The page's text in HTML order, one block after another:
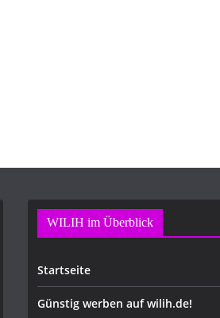
WILIH im Überblick
Startseite
Günstig werben auf wilih.de!